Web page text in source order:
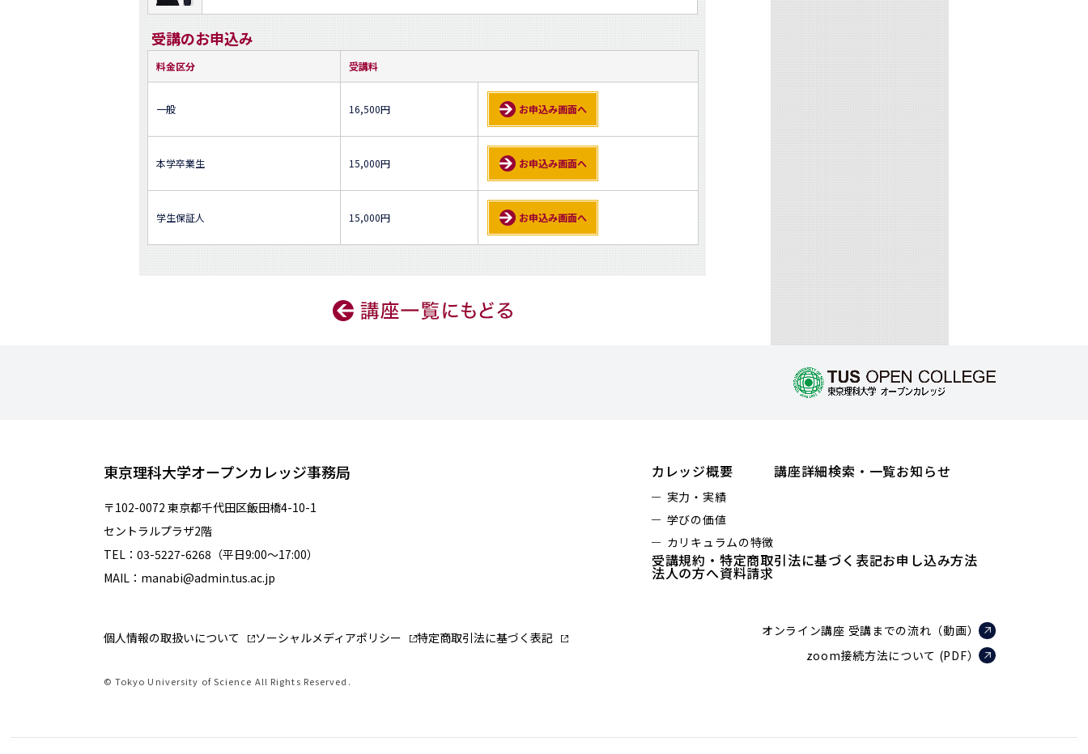
受講のお申込み
料金区分 受講料
一般 16,500円 お申込み画面へ
本学卒業生 15,000円 お申込み画面へ
学生保証人 15,000円 お申込み画面へ
東京理科大学オープンカレッジ事務局
〒102-0072 東京都千代田区飯田橋4-10-1
セントラルプラザ2階
TEL：03-5227-6268（平日9:00～17:00）
MAIL：manabi@admin.tus.ac.jp
個人情報の取扱いについて ソーシャルメディアポリシー 特定商取引法に基づく表記
© Tokyo University of Science All Rights Reserved.
カレッジ概要
実力・実績
学びの価値
カリキュラムの特徴
講座詳細検索・一覧お知らせ
受講規約・特定商取引法に基づく表記お申し込み方法
法人の方へ資料請求
オンライン講座 受講までの流れ（動画）
zoom接続方法について (PDF）